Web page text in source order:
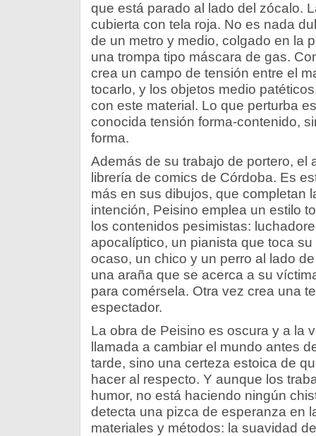
que está parado al lado del zócalo.
cubierta con tela roja. No es nada
de un metro y medio, colgado en la
una trompa tipo máscara de gas.
crea un campo de tensión entre el
tocarlo, y los objetos medio
con este material. Lo que perturba
conocida tensión forma-contenido,
forma.
Además de su trabajo de portero, el
librería de comics de Córdoba. Es
más en sus dibujos, que completan
intención, Peisino emplea un estilo
los contenidos pesimistas:
apocalíptico, un pianista que toca
ocaso, un chico y un perro al lado
una araña que se acerca a su
para comérsela. Otra vez crea una
espectador.
La obra de Peisino es oscura y a la
llamada a cambiar el mundo antes
tarde, sino una certeza estoica de
hacer al respecto. Y aunque los
humor, no está haciendo ningún
detecta una pizca de esperanza en
materiales y métodos: la suavidad